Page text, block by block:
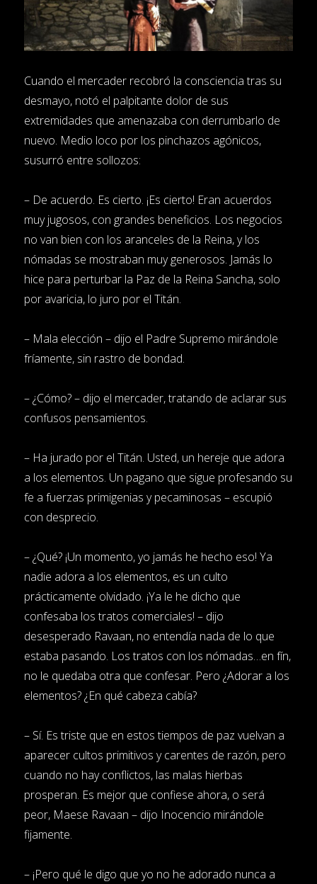
Cuando el mercader recobró la consciencia tras su
desmayo, notó el palpitante dolor de sus
extremidades que amenazaba con derrumbarlo de
nuevo. Medio loco por los pinchazos agónicos,
susurró entre sollozos:
– De acuerdo. Es cierto. ¡Es cierto! Eran acuerdos
muy jugosos, con grandes beneficios. Los negocios
no van bien con los aranceles de la Reina, y los
nómadas se mostraban muy generosos. Jamás lo
hice para perturbar la Paz de la Reina Sancha, solo
por avaricia, lo juro por el Titán.
– Mala elección – dijo el Padre Supremo mirándole
fríamente, sin rastro de bondad.
– ¿Cómo? – dijo el mercader, tratando de aclarar sus
confusos pensamientos.
– Ha jurado por el Titán. Usted, un hereje que adora
a los elementos. Un pagano que sigue profesando su
fe a fuerzas primigenias y pecaminosas – escupió
con desprecio.
– ¿Qué? ¡Un momento, yo jamás he hecho eso! Ya
nadie adora a los elementos, es un culto
prácticamente olvidado. ¡Ya le he dicho que
confesaba los tratos comerciales! – dijo
desesperado Ravaan, no entendía nada de lo que
estaba pasando. Los tratos con los nómadas…en fín,
no le quedaba otra que confesar. Pero ¿Adorar a los
elementos? ¿En qué cabeza cabía?
– Sí. Es triste que en estos tiempos de paz vuelvan a
aparecer cultos primitivos y carentes de razón, pero
cuando no hay conflictos, las malas hierbas
prosperan. Es mejor que confiese ahora, o será
peor, Maese Ravaan – dijo Inocencio mirándole
fijamente.
– ¡Pero qué le digo que yo no he adorado nunca a